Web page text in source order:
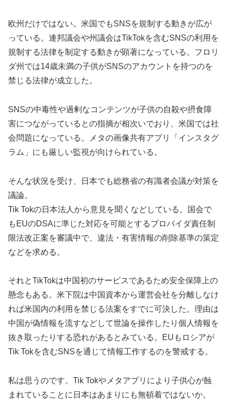
欧州だけではない。米国でもSNSを規制する動きが広が
っている。連邦議会や州議会はTikTokを含むSNSの利用を
規制する法律を制定する動きが顕著になっている。フロリ
ダ州では14歳未満の子供がSNSのアカウントを持つのを
禁じる法律が成立した。
SNSの中毒性や過剰なコンテンツが子供の自殺や摂食障
害につながっているとの指摘が相次いでおり、米国では社
会問題になっている。メタの画像共有アプリ「インスタグ
ラム」にも厳しい監視が向けられている。
そんな状況を受け、日本でも総務省の有識者会議が対策を
議論。
Tik Tokの日本法人から意見を聞くなどしている。国会で
もEUのDSAに準じた対応を可能とするプロバイダ責任制
限法改正案を審議中で、違法・有害情報の削除基準の策定
などを求める。
それとTikTokは中国初のサービスであるため安全保障上の
懸念もある。米下院は中国資本から運営会社を分離しなけ
れば米国内の利用を禁じる法案をすでに可決した。理由は
中国が偽情報を流すなどして世論を操作したり個人情報を
抜き取ったりする恐れがあるとみている。EUもロシアが
Tik Tokを含むSNSを通じて情報工作するのを警戒する。
私は思うのです。Tik Tokやメタアプリにより子供心が蝕
まれていることに日本はあまりにも無頓着ではないか。